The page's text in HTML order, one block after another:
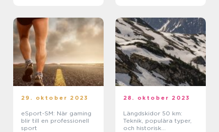
29. oktober 2023
eSport-SM: När gaming
blir till en professionell
sport
28. oktober 2023
Längdskidor 50 km:
Teknik, populära typer,
och historisk